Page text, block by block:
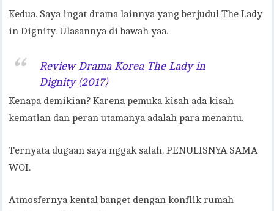
Kedua. Saya ingat drama lainnya yang berjudul The Lady
in Dignity. Ulasannya di bawah yaa.
Review Drama Korea The Lady in
Dignity (2017)
Kenapa demikian? Karena pemuka kisah ada kisah
kematian dan peran utamanya adalah para menantu.
Ternyata dugaan saya nggak salah. PENULISNYA SAMA
WOI.
Atmosfernya kental banget dengan konflik rumah